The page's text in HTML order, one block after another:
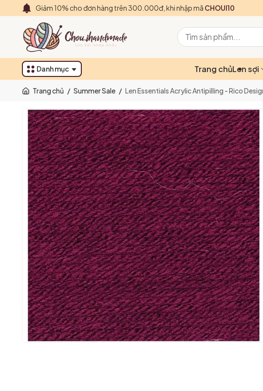
Giảm 10% cho đơn hàng trên 300.000đ, khi nhập mã CHOUI10
Danh mục Trang chủLen sợi
Trang chủ / Summer Sale / Len Essentials Acrylic Antipilling - Rico
Mã giảm
Ngày hết
Điều kiện: